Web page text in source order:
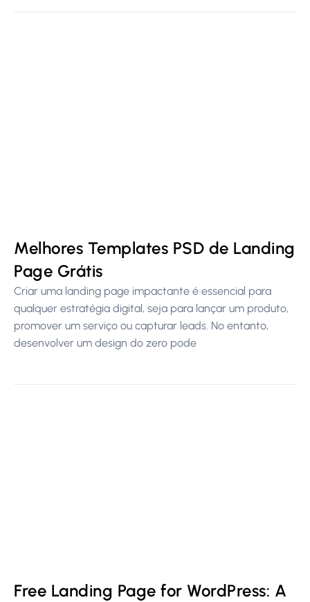
Melhores Templates PSD de Landing
Page Grátis
Criar uma landing page impactante é essencial para
qualquer estratégia digital, seja para lançar um produto,
promover um serviço ou capturar leads. No entanto,
desenvolver um design do zero pode
Free Landing Page for WordPress: A